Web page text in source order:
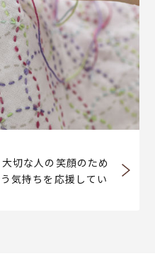
切な人の笑顔のため
気持ちを応援してい